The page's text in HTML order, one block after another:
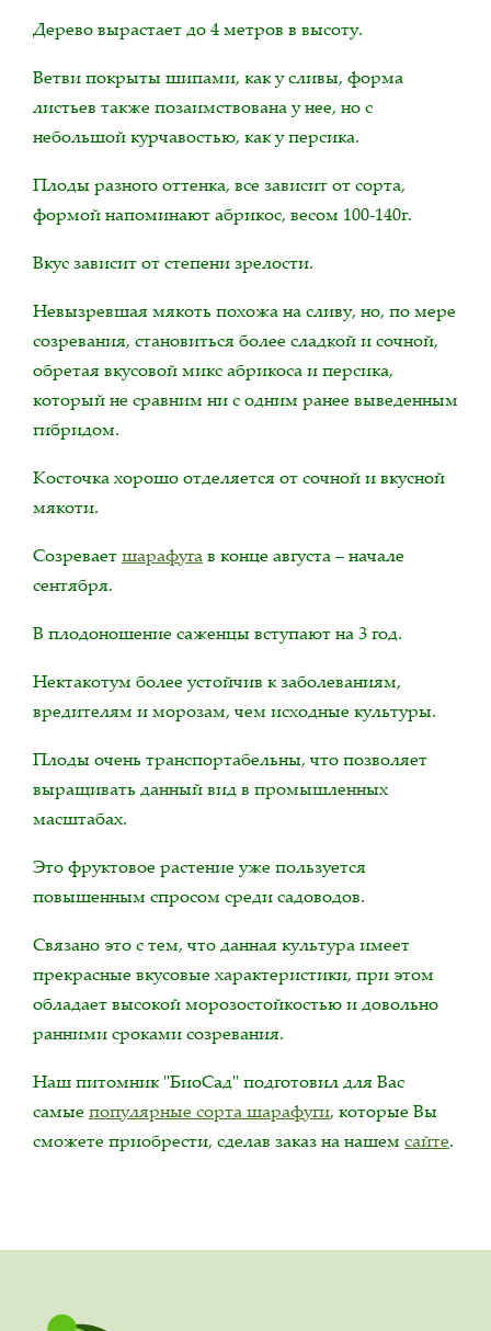
Дерево вырастает до 4 метров в высоту.
Ветви покрыты шипами, как у сливы, форма
листьев также позаимствована у нее, но с
небольшой курчавостью, как у персика.
Плоды разного оттенка, все зависит от сорта,
формой напоминают абрикос, весом 100-140г.
Вкус зависит от степени зрелости.
Невызревшая мякоть похожа на сливу, но, по мере
созревания, становиться более сладкой и сочной,
обретая вкусовой микс абрикоса и персика,
который не сравним ни с одним ранее выведенным
гибридом.
Косточка хорошо отделяется от сочной и вкусной
мякоти.
Созреваетшарафугав конце августа – начале
сентября.
В плодоношение саженцы вступают на 3 год.
Нектакотум более устойчив к заболеваниям,
вредителям и морозам, чем исходные культуры.
Плоды очень транспортабельны, что позволяет
выращивать данный вид в промышленных
масштабах.
Это фруктовое растение уже пользуется
повышенным спросом среди садоводов.
Связано это с тем, что данная культура имеет
прекрасные вкусовые характеристики, при этом
обладает высокой морозостойкостью и довольно
ранними сроками созревания.
Наш питомник "БиоСад" подготовил для Вас
самые популярные сорта шарафуги, которые Вы
сможете приобрести, сделав заказ на нашем сайте.